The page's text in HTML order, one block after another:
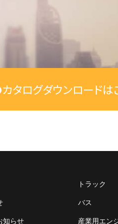
カタログダウンロードは
知らせ
トラック
バス
産業用エン